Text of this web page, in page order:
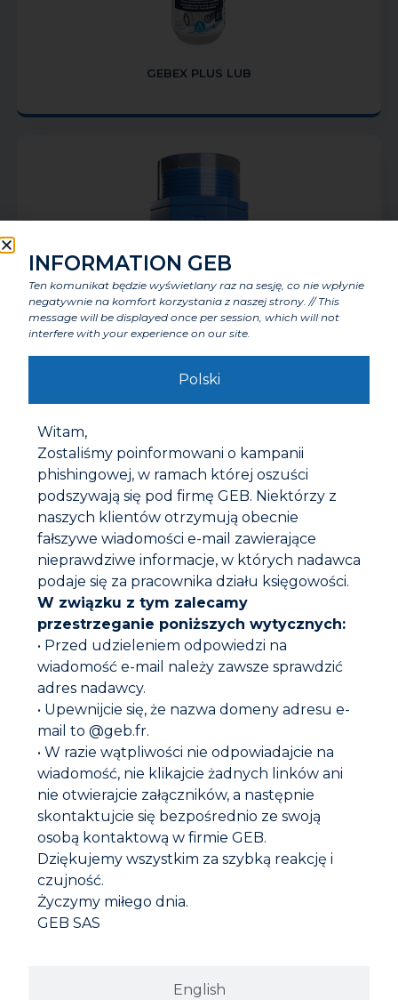
GEBEX PLUS LUB
NOWY! GW NIĆ USZCZELNIAJĄCA
POOL* FILETPLAST
INFORMATION GEB
Ten komunikat będzie wyświetlany raz na sesję, co nie wpłynie
negatywnie na komfort korzystania z naszej strony. // This
message will be displayed once per session, which will not
interfere with your experience on our site.
Polski
English
Witam,
Zostaliśmy poinformowani o kampanii
phishingowej, w ramach której oszuści
podszywają się pod firmę GEB. Niektórzy z
naszych klientów otrzymują obecnie
fałszywe wiadomości e-mail zawierające
nieprawdziwe informacje, w których nadawca
podaje się za pracownika działu księgowości.
W związku z tym zalecamy
przestrzeganie poniższych wytycznych:
• Przed udzieleniem odpowiedzi na
wiadomość e-mail należy zawsze sprawdzić
adres nadawcy.
• Upewnijcie się, że nazwa domeny adresu e-
mail to @geb.fr.
• W razie wątpliwości nie odpowiadajcie na
wiadomość, nie klikajcie żadnych linków ani
nie otwierajcie załączników, a następnie
skontaktujcie się bezpośrednio ze swoją
osobą kontaktową w firmie GEB.
Dziękujemy wszystkim za szybką reakcję i
czujność.
Życzymy miłego dnia.
GEB SAS